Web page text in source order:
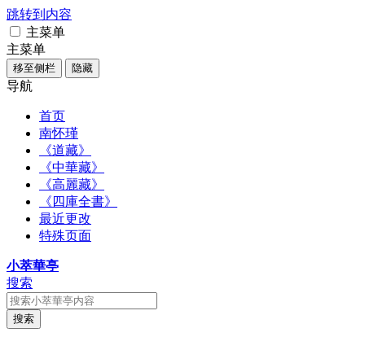
跳转到内容
主菜单
主菜单
移至侧栏 隐藏
导航
首页
南怀瑾
《道藏》
《中華藏》
《高麗藏》
《四庫全書》
最近更改
特殊页面
小萃華亭
搜索
搜索